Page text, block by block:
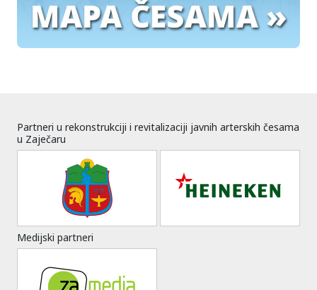
Partneri u rekonstrukciji i revitalizaciji javnih arterskih česama
u Zaječaru
Medijski partneri